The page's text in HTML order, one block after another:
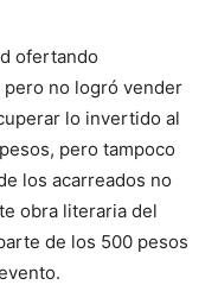
ofertando
pero no logró vender
lo invertido al
, pero tampoco
los acarreados no
obra literaria del
de los 500 pesos
.